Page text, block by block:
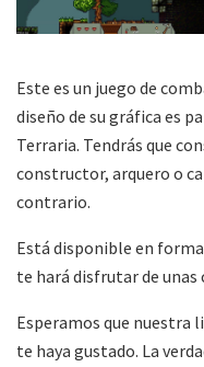
Este es un juego de
diseño de su gráfica es
Terraria. Tendrás que
constructor, arquero o
contrario.
Está disponible en
te hará disfrutar de
Esperamos que nuestra
te haya gustado. La